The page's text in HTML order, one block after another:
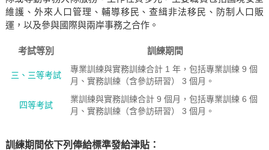
維護、外來人口管理、輔導移民、查緝非法移民、防制人口販
運，以及參與國際與兩岸事務之合作。
考試等別 訓練期間
三、三等考試
專業訓練與實務訓練合計 1 年，包括專業訓練 9 個
月、實務訓練（含參訪研習） 3 個月。
四等考試
業訓練與實務訓練合計 9 個月，包括專業訓練 6 個
月、實務訓練（含參訪研習） 3 個月。
訓練期間依下列俸給標準發給津貼：